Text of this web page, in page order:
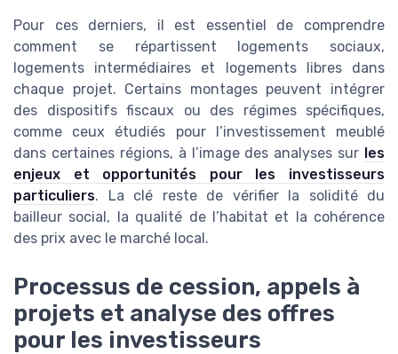
Pour ces derniers, il est essentiel de comprendre
comment se répartissent logements sociaux,
logements intermédiaires et logements libres dans
chaque projet. Certains montages peuvent intégrer
des dispositifs fiscaux ou des régimes spécifiques,
comme ceux étudiés pour l’investissement meublé
dans certaines régions, à l’image des analyses sur les
enjeux et opportunités pour les investisseurs
particuliers. La clé reste de vérifier la solidité du
bailleur social, la qualité de l’habitat et la cohérence
des prix avec le marché local.
Processus de cession, appels à
projets et analyse des offres
pour les investisseurs